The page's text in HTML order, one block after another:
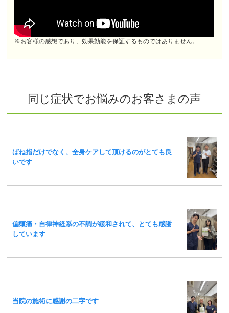
※お客様の感想であり、効果効能を保証するものではありません。
同じ症状でお悩みのお客さまの声
ばね指だけでなく、全身ケアして頂けるのがとても良
いです
偏頭痛・自律神経系の不調が緩和されて、とても感謝
しています
当院の施術に感謝の二字です